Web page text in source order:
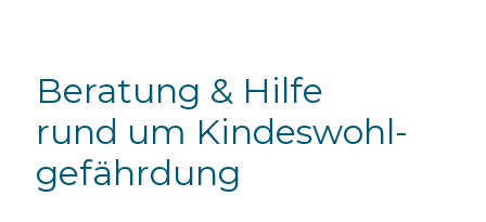
Beratung & Hilfe
rund um Kindeswohl-
gefährdung